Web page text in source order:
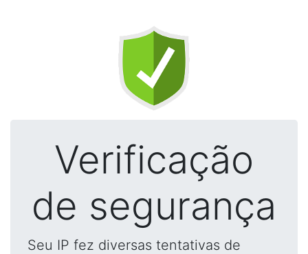
Verificação
de segurança
Seu IP fez diversas tentativas de